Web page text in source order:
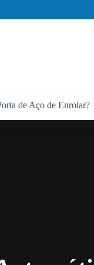
de Aço de Enrolar?